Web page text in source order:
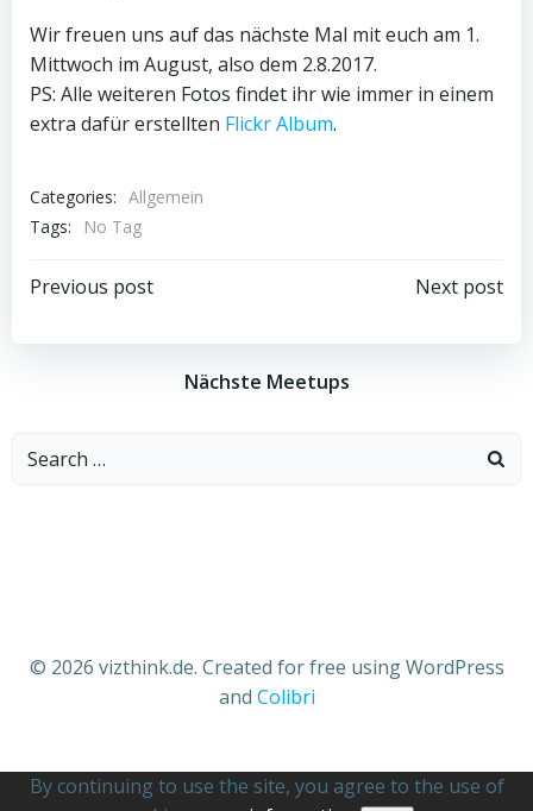
Wir freuen uns auf das nächste Mal mit euch am 1.
Mittwoch im August, also dem 2.8.2017.
PS: Alle weiteren Fotos findet ihr wie immer in einem
extra dafür erstellten Flickr Album.
Categories: Allgemein
Tags:
No Tag
Beitragsnavigation
Previous post Next post
Nächste Meetups
Search
© 2026 vizthink.de. Created for free using WordPress
and Colibri
By continuing to use the site, you agree to the use of